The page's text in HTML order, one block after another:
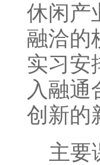
休闲产
融洽的
实习安
入融通
创新的
主要